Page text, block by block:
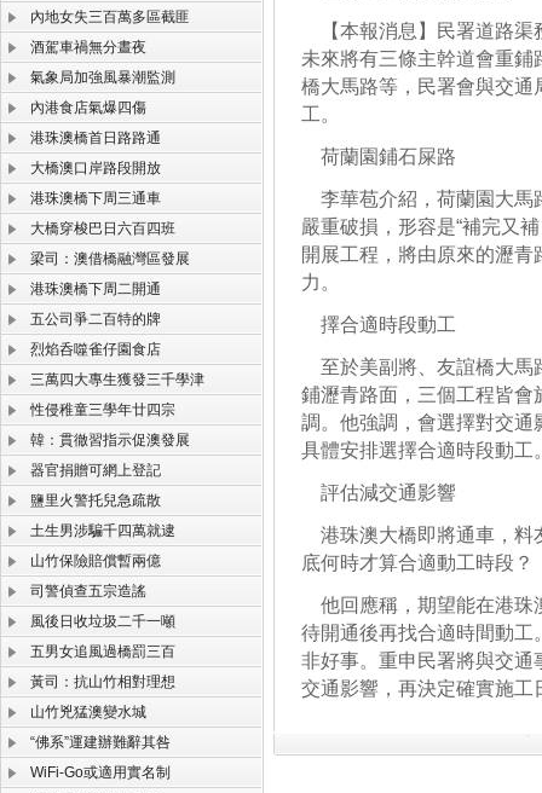
內地女失三百萬多區截匪
酒駕車禍無分晝夜
氣象局加強風暴潮監測
內港食店氣爆四傷
港珠澳橋首日路路通
大橋澳口岸路段開放
港珠澳橋下周三通車
大橋穿梭巴日六百四班
梁司：澳借橋融灣區發展
港珠澳橋下周二開通
五公司爭二百特的牌
烈焰呑噬雀仔園食店
三萬四大專生獲發三千學津
性侵稚童三學年廿四宗
韓：貫徹習指示促澳發展
器官捐贈可網上登記
鹽里火警托兒急疏散
土生男涉騙千四萬就逮
山竹保險賠償暫兩億
司警偵查五宗造謠
風後日收垃圾二千一噸
五男女追風過橋罰三百
黃司：抗山竹相對理想
山竹兇猛澳變水城
“佛系”運建辦難辭其咎
WiFi-Go或適用實名制
【本報消息】民署道路渠
未來將有三條主幹道會重
橋大馬路等，民署會與交
工。
荷蘭園鋪石屎路
李華苞介紹，荷蘭園大馬
嚴重破損，形容是“補完又
開展工程，將由原來的瀝
力。
擇合適時段動工
至於美副將、友誼橋大馬
鋪瀝青路面，三個工程皆
調。他強調，會選擇對交
具體安排選擇合適時段動工
評估減交通影響
港珠澳大橋即將通車，料
底何時才算合適動工時段？
他回應稱，期望能在港珠
待開通後再找合適時間動
非好事。重申民署將與交
交通影響，再決定確實施工